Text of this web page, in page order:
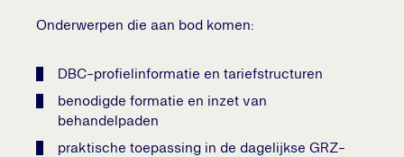
Onderwerpen die aan bod komen:
DBC-profielinformatie en tariefstructuren
benodigde formatie en inzet van
behandelpaden
praktische toepassing in de dagelijkse GRZ-